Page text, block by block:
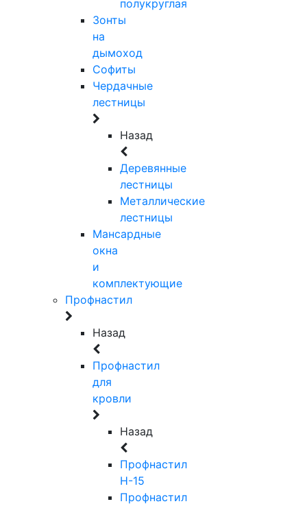
полукруглая
Зонты
на
дымоход
Софиты
Чердачные
лестницы
Назад
Деревянные
лестницы
Металлические
лестницы
Мансардные
окна
и
комплектующие
Профнастил
Назад
Профнастил
для
кровли
Назад
Профнастил
Н-15
Профнастил